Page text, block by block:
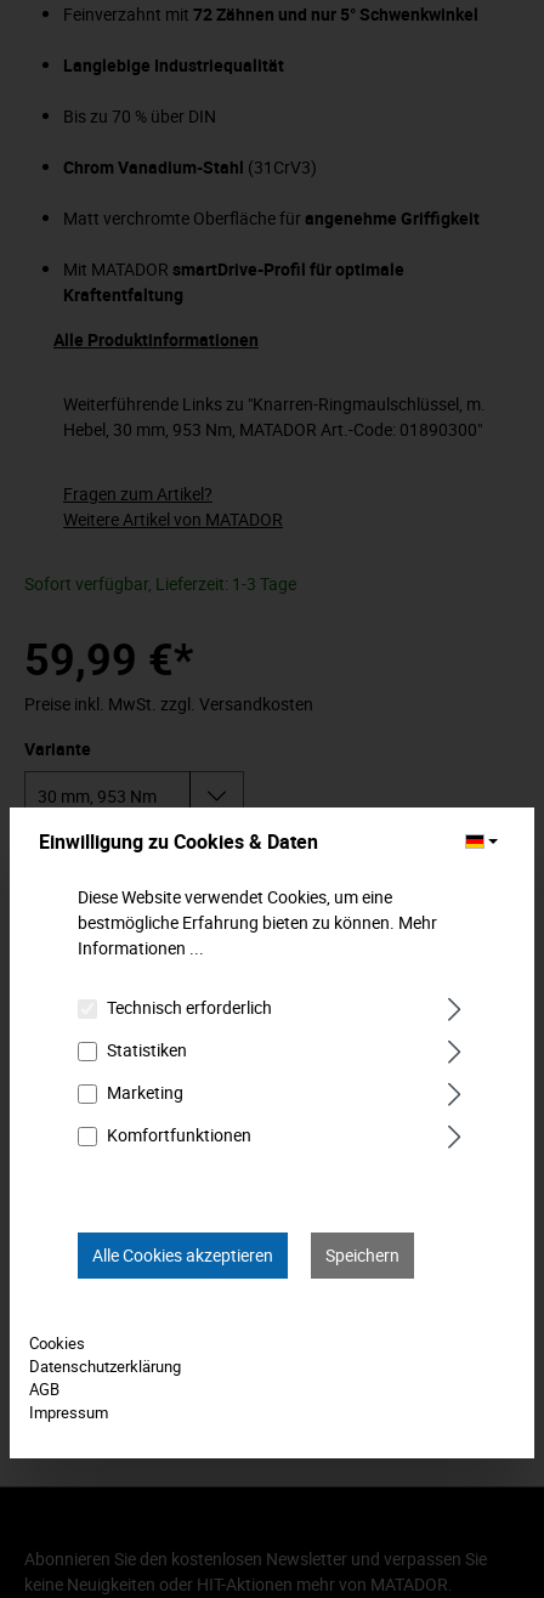
Feinverzahnt mit 72 Zähnen und nur 5° Schwenkwinkel
Langlebige Industriequalität
Bis zu 70 % über DIN
Chrom Vanadium-Stahl (31CrV3)
Matt verchromte Oberfläche fürangenehme Griffigkeit
Mit MATADOR smartDrive-Profil für optimale
Kraftentfaltung
Alle Produktinformationen
Weiterführende Links zu "Knarren-Ringmaulschlüssel, m.
Hebel, 30 mm, 953 Nm, MATADOR Art.-Code: 01890300"
Fragen zum Artikel?
Weitere Artikel von MATADOR
Sofort verfügbar, Lieferzeit: 1-3 Tage
59,99 €*
Preise inkl. MwSt. zzgl. Versandkosten
Variante
Zum Merkzettel hinzufügen
Beschreibung
Knarren-Ringmaulschlüssel mit Umschalthebel für schnelles,
bequemes Arbeiten ohne Umsetzen des Schlüssels. Gerade
Form, mit…Mehr
Downloads
Bewertungen
Abonnieren Sie den kostenlosen Newsletter und verpassen Sie
keine Neuigkeiten oder HIT-Aktionen mehr von MATADOR.
Einwilligung zu Cookies & Daten
Diese Website verwendet Cookies, um eine
bestmögliche Erfahrung bieten zu können. Mehr
Informationen ...
Technisch erforderlich
Statistiken
Marketing
Komfortfunktionen
Alle Cookies akzeptieren Speichern
Cookies
Datenschutzerklärung
AGB
Impressum